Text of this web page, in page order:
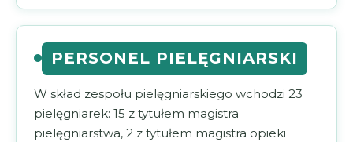
PERSONEL PIELĘGNIARSKI
W skład zespołu pielęgniarskiego wchodzi 23
pielęgniarek: 15 z tytułem magistra
pielęgniarstwa, 2 z tytułem magistra opieki